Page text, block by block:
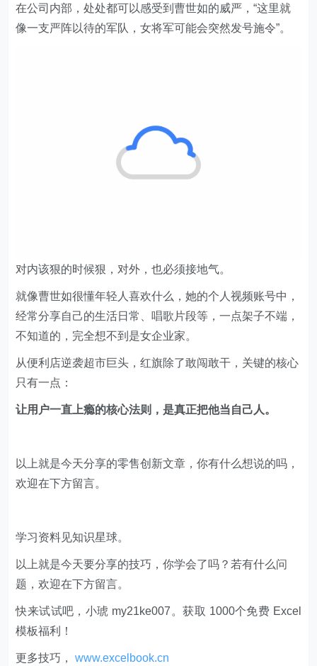
经常分享自己的生活日常、唱歌片段等，一点架子不端，
不知道的，完全想不到是女企业家。
从便利店逆袭超市巨头，红旗除了敢闯敢干，关键的核心
只有一点：
让用户一直上瘾的核心法则，是真正把他当自己人。
​​​以上就是今天分享的零售创新文章，你有什么想说的吗，
学习资料见知识星球。
题，欢迎在下方留言。
快来试试吧，小琥 my21ke007。获取 1000个免费 Excel
模板福利​​​​！
更多技巧， www.excelbook.cn
欢迎 加入零售创新
析、报告分享、数据工具讨论为主；